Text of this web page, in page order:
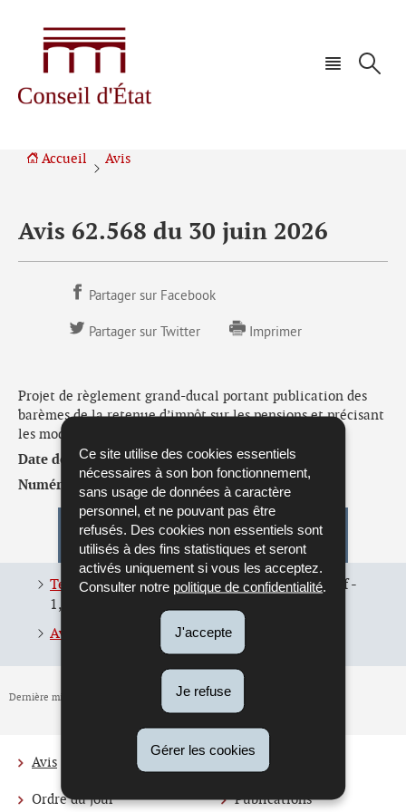
Ce site utilise des cookies essentiels
nécessaires à son bon fonctionnement,
sans usage de données à caractère
personnel, et ne pouvant pas être
refusés. Des cookies non essentiels sont
utilisés à des fins statistiques et seront
activés uniquement si vous les acceptez.
Consulter notre politique de confidentialité.
J'accepte
Je refuse
Gérer les cookies
contenu
Accueil Avis
Avis 62.568 du 30 juin 2026
Partager sur Facebook
Partager sur Twitter Imprimer
Projet de règlement grand-ducal portant publication des
barèmes de la retenue d’impôt sur les pensions et précisant
les modalités de la retenue d’impôt
Date de l'avis :30/06/2026
Numéro de l'avis : 62.568
Pour en savoir plus
Texte du projet de règlement grand-ducal (Pdf -
1,16 Mo)
Avis 62.568 du 30 juin 2026
Dernière mise à jour
Menu
Avis
Ordre du jour
Actualités
Publications